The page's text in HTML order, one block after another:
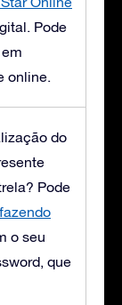
Pode
online.
do
Pode
fazendo
o seu
que